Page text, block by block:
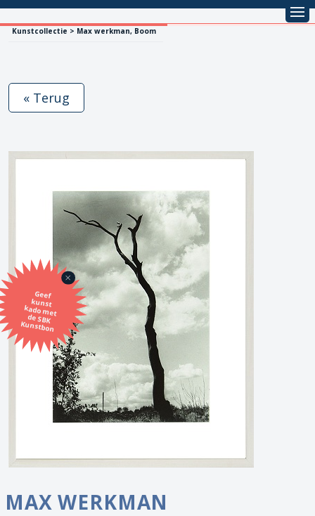
Kunstcollectie > Max werkman, Boom
Geef
kunst
kado met
de SBK
Kunstbon
« Terug
MAX WERKMAN